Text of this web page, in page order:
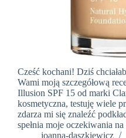
Cześć kochani! Dziś
Wami moją szczegółową
Illusion SPF 15 od marki
kosmetyczna, testuję wiele
zdarza mi się znaleźć
spełnia moje oczekiwania
joanna-daszkiewicz